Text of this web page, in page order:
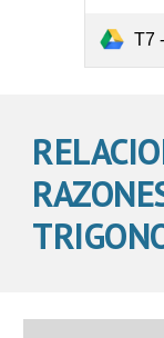
T7 -